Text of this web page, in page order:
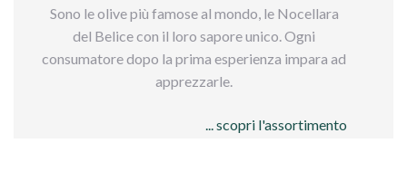
Sono le olive più famose al mondo, le Nocellara
del Belice con il loro sapore unico. Ogni
consumatore dopo la prima esperienza impara ad
apprezzarle.
Qui sotto trovi tutti i formati disponibili per
... scopri l'assortimento